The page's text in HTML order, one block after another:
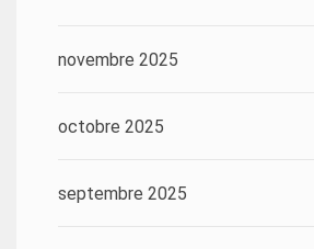
novembre 2025
octobre 2025
septembre 2025